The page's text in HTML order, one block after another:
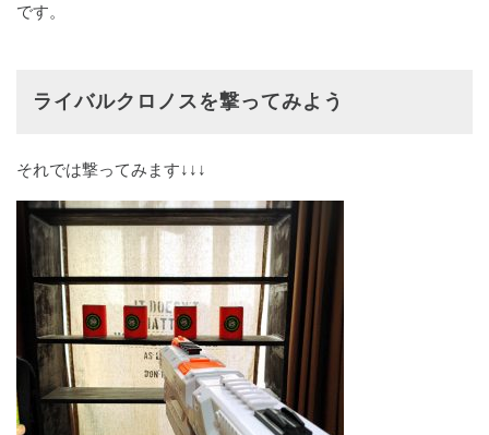
です。
ライバルクロノスを撃ってみよう
それでは撃ってみます↓↓↓